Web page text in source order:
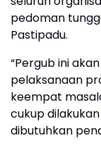
pedoman
Pastipadu.
“Pergub ini
pelaksanaan
keempat
cukup
dibutuhkan